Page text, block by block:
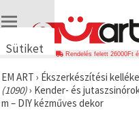
Sütiket
🍪 Cookie-
kat és
hasonló
Rendelés felett 26000Ft
EM ART › Ékszerkészítési
(1090)› Kender- és
m – DIY kézműves dekor